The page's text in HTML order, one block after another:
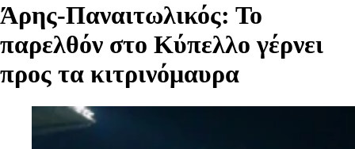
Άρης-Παναιτωλικός: Το
παρελθόν στο Κύπελλο γέρνει
προς τα κιτρινόμαυρα